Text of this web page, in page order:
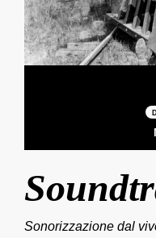
Sonorizzazione dal